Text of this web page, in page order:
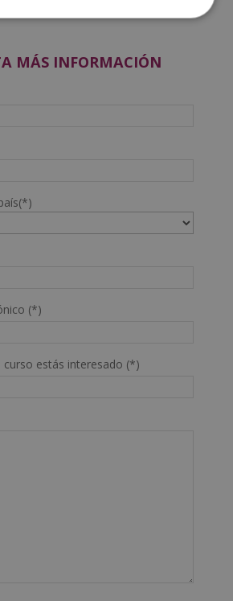
MÁS INFORMACIÓN
(*)
curso estás interesado (*)